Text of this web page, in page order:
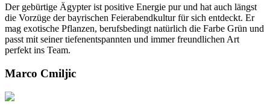
Der gebürtige Ägypter ist positive Energie pur und hat auch längst
die Vorzüge der bayrischen Feierabendkultur für sich entdeckt. Er
mag exotische Pflanzen, berufsbedingt natürlich die Farbe Grün und
passt mit seiner tiefenentspannten und immer freundlichen Art
perfekt ins Team.
Marco Cmiljic